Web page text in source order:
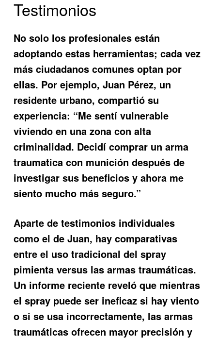
Testimonios
No solo los profesionales están
adoptando estas herramientas; cada vez
más ciudadanos comunes optan por
ellas. Por ejemplo, Juan Pérez, un
residente urbano, compartió su
experiencia: “Me sentí vulnerable
viviendo en una zona con alta
criminalidad. Decidí comprar un arma
traumatica con munición después de
investigar sus beneficios y ahora me
siento mucho más seguro.”
Aparte de testimonios individuales
como el de Juan, hay comparativas
entre el uso tradicional del spray
pimienta versus las armas traumáticas.
Un informe reciente reveló que mientras
el spray puede ser ineficaz si hay viento
o si se usa incorrectamente, las armas
traumáticas ofrecen mayor precisión y